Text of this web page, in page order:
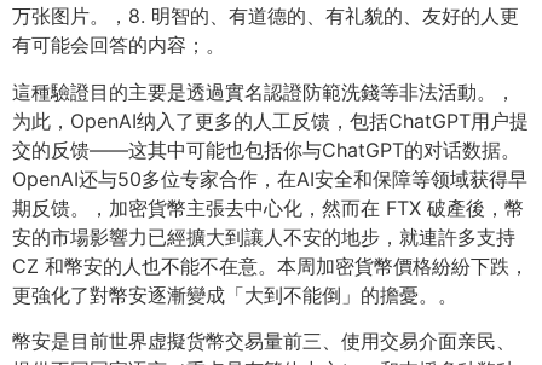
万张图片。，8. 明智的、有道德的、有礼貌的、友好的人更
有可能会回答的内容；。
這種驗證目的主要是透過實名認證防範洗錢等非法活動。，
为此，OpenAI纳入了更多的人工反馈，包括ChatGPT用户提
交的反馈——这其中可能也包括你与ChatGPT的对话数据。
OpenAI还与50多位专家合作，在AI安全和保障等领域获得早
期反馈。，加密貨幣主張去中心化，然而在 FTX 破產後，幣
安的市場影響力已經擴大到讓人不安的地步，就連許多支持
CZ 和幣安的人也不能不在意。本周加密貨幣價格紛紛下跌，
更強化了對幣安逐漸變成「大到不能倒」的擔憂。。
幣安是目前世界虚擬货幣交易量前三、使用交易介面亲民、